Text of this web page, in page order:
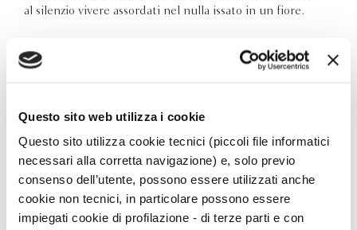
Questo sito web utilizza i cookie
Questo sito utilizza cookie tecnici (piccoli file informatici
necessari alla corretta navigazione) e, solo previo
consenso dell’utente, possono essere utilizzati anche
cookie non tecnici, in particolare possono essere
impiegati cookie di profilazione - di terze parti e con
al silenzio vivere assordati nel nulla issato in un fiore.
Questo è il quinto articolo della rubrica che proponeogni
PAOLO FABRIZIO
IACUZZI